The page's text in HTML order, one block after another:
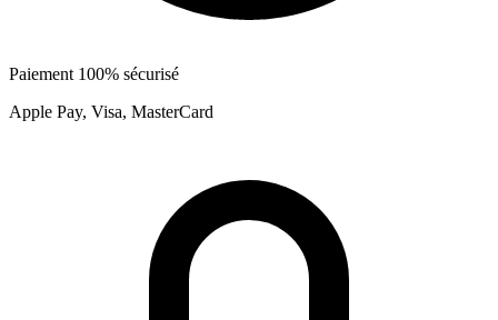
Paiement 100% sécurisé
Apple Pay, Visa, MasterCard